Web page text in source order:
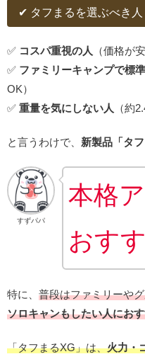
✔ タフまるを選ぶべき人
✅ コスパ重視の人
（価格が
✅ ファミリーキャンプで標
OK）
✅ 重量を気にしない人 （約
と言うわけで、 新製品「タフ
すずパパ
本格
おす
特に、 普段はファミリーや
ソロキャンもしたい人にお
「タフまるXG」は、火力・